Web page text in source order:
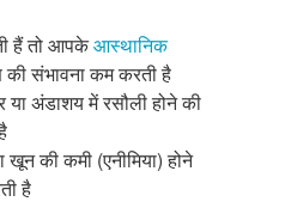
हैं तो आपकेआस्थानिक
की संभावना कम करती है
अंडाशय में रसौली होने की
खून की कमी (एनीमिया) होने
है